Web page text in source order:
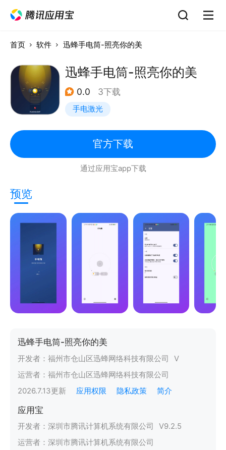
首页 软件 迅蜂手电筒-照亮你的美
迅蜂手电筒-照亮你的美
0.0 3下载
手电激光
官方下载
通过应用宝app下载
预览
迅蜂手电筒-照亮你的美
开发者： 福州市仓山区迅蜂网络科技有限公司
V
运营者： 福州市仓山区迅蜂网络科技有限公司
2026.7.13更新 应用权限 隐私政策 简介
应用宝
开发者： 深圳市腾讯计算机系统有限公司 V9.2.5
运营者： 深圳市腾讯计算机系统有限公司